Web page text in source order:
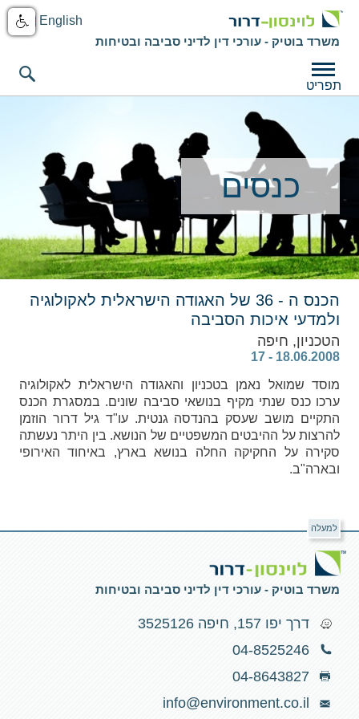
English
משרד בוטיק - עורכי דין לדיני סביבה ובטיחות
תפריט
כנסים
הכנס ה - 36 של האגודה הישראלית לאקולוגיה
ולמדעי איכות הסביבה
הטכניון, חיפה
‎ 17 - 18.06.2008
מוסד שמואל נאמן בטכניון והאגודה הישראלית לאקולוגיה
ערכו כנס שנתי מקיף בנושאי סביבה שונים. במסגרת הכנס
התקיים מושב שעסק בהנדסה גנטית. עו"ד גיל דרור הוזמן
להרצות על ההיבטים המשפטיים של הנושא. בין היתר נעשתה
סקירה על החקיקה החלה בנושא בארץ, באיחוד האירופי
ובארה"ב.
למעלה
משרד בוטיק - עורכי דין לדיני סביבה ובטיחות
דרך יפו 157, חיפה 3525126
04-8525246
04-8643827
info@environment.co.il